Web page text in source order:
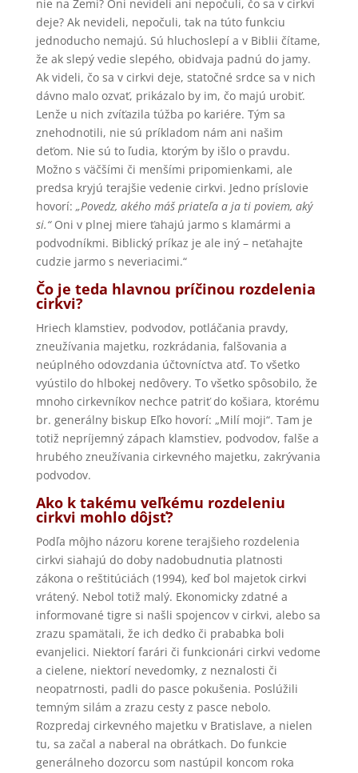
nie na Zemi? Oni nevideli ani nepočuli, čo sa v cirkvi
deje? Ak nevideli, nepočuli, tak na túto funkciu
jednoducho nemajú. Sú hluchoslepí a v Biblii čítame,
že ak slepý vedie slepého, obidvaja padnú do jamy.
Ak videli, čo sa v cirkvi deje, statočné srdce sa v nich
dávno malo ozvať, prikázalo by im, čo majú urobiť.
Lenže u nich zvíťazila túžba po kariére. Tým sa
znehodnotili, nie sú príkladom nám ani našim
deťom. Nie sú to ľudia, ktorým by išlo o pravdu.
Možno s väčšími či menšími pripomienkami, ale
predsa kryjú terajšie vedenie cirkvi. Jedno príslovie
hovorí: „Povedz, akého máš priateľa a ja ti poviem, aký
si.“Oni v plnej miere ťahajú jarmo s klamármi a
podvodníkmi. Biblický príkaz je ale iný – neťahajte
cudzie jarmo s neveriacimi.“
Čo je teda hlavnou príčinou rozdelenia
cirkvi?
Hriech klamstiev, podvodov, potláčania pravdy,
zneužívania majetku, rozkrádania, falšovania a
neúplného odovzdania účtovníctva atď. To všetko
vyústilo do hlbokej nedôvery. To všetko spôsobilo, že
mnoho cirkevníkov nechce patriť do košiara, ktorému
br. generálny biskup Eľko hovorí: „Milí moji“. Tam je
totiž nepríjemný zápach klamstiev, podvodov, falše a
hrubého zneužívania cirkevného majetku, zakrývania
podvodov.
Ako k takému veľkému rozdeleniu
cirkvi mohlo dôjsť?
Podľa môjho názoru korene terajšieho rozdelenia
cirkvi siahajú do doby nadobudnutia platnosti
zákona o reštitúciách (1994), keď bol majetok cirkvi
vrátený. Nebol totiž malý. Ekonomicky zdatné a
informované tigre si našli spojencov v cirkvi, alebo sa
zrazu spamätali, že ich dedko či prababka boli
evanjelici. Niektorí farári či funkcionári cirkvi vedome
a cielene, niektorí nevedomky, z neznalosti či
neopatrnosti, padli do pasce pokušenia. Poslúžili
temným silám a zrazu cesty z pasce nebolo.
Rozpredaj cirkevného majetku v Bratislave, a nielen
tu, sa začal a naberal na obrátkach. Do funkcie
generálneho dozorcu som nastúpil koncom roka